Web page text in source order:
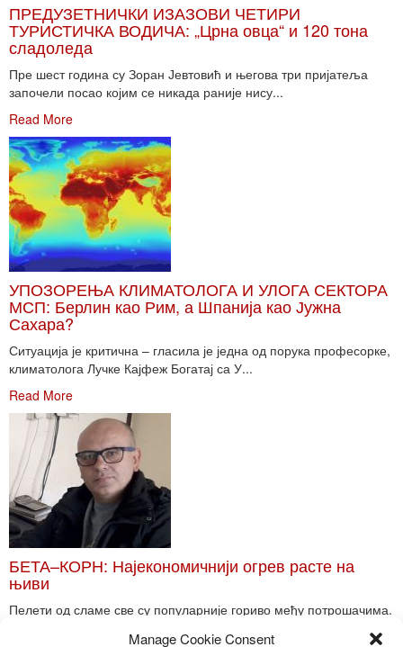
Manage Cookie Consent
ПРЕДУЗЕТНИЧКИ ИЗАЗОВИ ЧЕТИРИ
ТУРИСТИЧКА ВОДИЧА: „Црна овца“ и 120 тона
сладоледа
Пре шест година су Зоран Јевтовић и његова три пријатеља
започели посао којим се никада раније нису...
Read More
УПОЗОРЕЊА КЛИМАТОЛОГА И УЛОГА СЕКТОРА
МСП: Берлин као Рим, а Шпанија као Јужна
Сахара?
Ситуација је критична – гласила је једна од порука професорке,
климатолога Лучке Кајфеж Богатај са У...
Read More
БЕТА–КОРН: Најекономичнији огрев расте на
њиви
Пелети од сламе све су популарније гориво међу потрошачима.